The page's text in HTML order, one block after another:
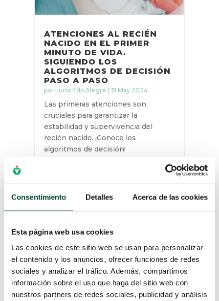
Consentimiento Detalles Acerca de las cookies
Esta página web usa cookies
Las cookies de este sitio web se usan para personalizar
el contenido y los anuncios, ofrecer funciones de redes
sociales y analizar el tráfico. Además, compartimos
información sobre el uso que haga del sitio web con
nuestros partners de redes sociales, publicidad y análisis
ATENCIONES AL RECIÉN
NACIDO EN EL PRIMER
MINUTO DE VIDA.
SIGUIENDO LOS
ALGORITMOS DE DECISIÓN
PASO A PASO
por Lucía Edo Alegre | 31 May 2024
Las primeras atenciones son
cruciales para garantizar la
estabilidad y supervivencia del
recién nacido. ¡Conoce los
algoritmos de decisión!